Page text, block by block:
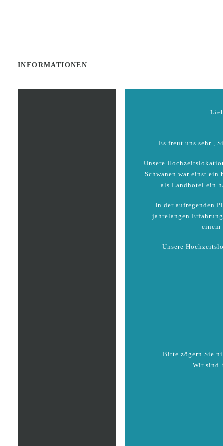
INFORMATIONEN
Es freut uns sehr ,
Unsere
Schwanen war einst ein
als Landhotel ein
In der aufregenden
jahrelangen
einem
Unsere
Bitte zögern Sie
Wir sind